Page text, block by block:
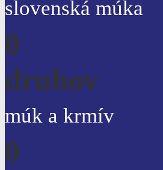
slovenská múka
0
druhov
múk a krmív
0